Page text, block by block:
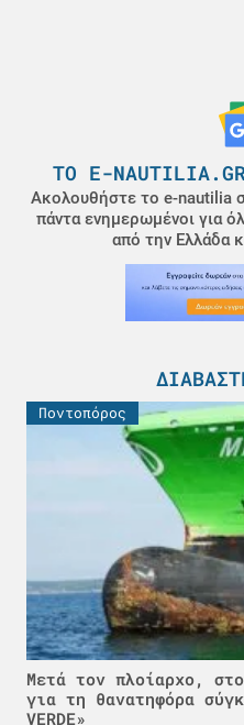
ΤΟ E-NAUTILIA.GR
Ακολουθήστε το e-nautilia
πάντα ενημερωμένοι για
από την Ελλάδα
Ποντοπόρος
Μετά τον πλοίαρχο,
για τη θανατηφόρα
VERDE»